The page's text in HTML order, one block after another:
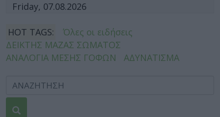
Friday, 07.08.2026
HOT TAGS:
Όλες οι ειδήσεις
ΔΕΙΚΤΗΣ ΜΑΖΑΣ ΣΩΜΑΤΟΣ
ΑΝΑΛΟΓΙΑ ΜΕΣΗΣ ΓΟΦΩΝ
ΑΔΥΝΑΤΙΣΜΑ